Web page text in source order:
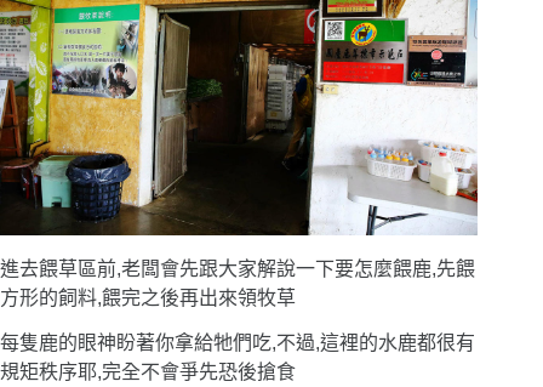
進去餵草區前,老闆會先跟大家解說一下要怎麼餵鹿,先餵
方形的飼料,餵完之後再出來領牧草
每隻鹿的眼神盼著你拿給牠們吃,不過,這裡的水鹿都很有
規矩秩序耶,完全不會爭先恐後搶食